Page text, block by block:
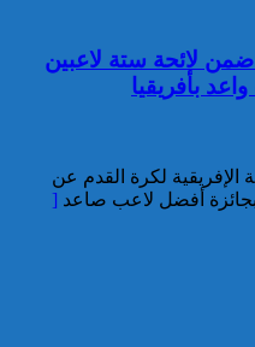
لائحة ستة لاعبين
بأفريقيا
الإفريقية لكرة القدم عن
[